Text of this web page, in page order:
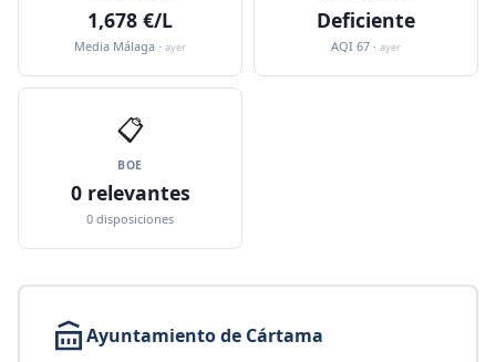
1,678 €/L
Media Málaga · ayer
Deficiente
AQI 67 · ayer
📋
BOE
0 relevantes
0 disposiciones
Ayuntamiento de Cártama